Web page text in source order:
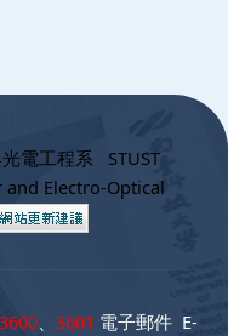
電工程系 STUST
Electro-Optical
3600、 3601 電子郵件 E-